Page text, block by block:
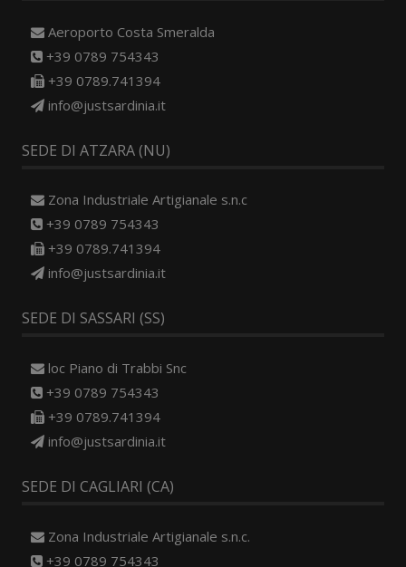
Aeroporto Costa Smeralda
+39 0789 754343
+39 0789.741394
info@justsardinia.it
SEDE DI ATZARA (NU)
Zona Industriale Artigianale s.n.c
+39 0789 754343
+39 0789.741394
info@justsardinia.it
SEDE DI SASSARI (SS)
loc Piano di Trabbi Snc
+39 0789 754343
+39 0789.741394
info@justsardinia.it
SEDE DI CAGLIARI (CA)
Zona Industriale Artigianale s.n.c.
+39 0789 754343